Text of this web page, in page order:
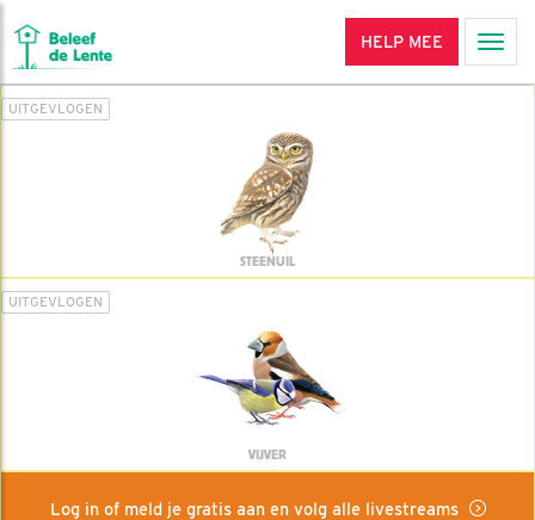
HELP MEE
UITGEVLOGEN
STEENUIL
UITGEVLOGEN
VIJVER
Log in of meld je gratis aan en volg alle livestreams